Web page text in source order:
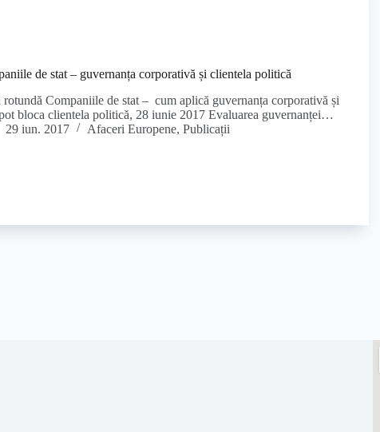
de stat – guvernanța corporativă și clientela politică
rotundă Companiile de stat – cum aplică guvernanța corporativă și
bloca clientela politică, 28 iunie 2017 Evaluarea guvernanței…
29 iun. 2017
Afaceri Europene, Publicații